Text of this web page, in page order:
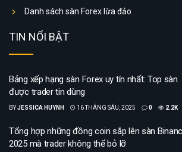
Danh sách sàn Forex lừa đảo
TIN NỔI BẬT
Bảng xếp hạng sàn Forex uy tín nhất: Top sàn
được trader tin dùng
BYJESSICA HUYNH 16 THÁNG SÁU, 2025 0 2.2K
Tổng hợp những đồng coin sắp lên sàn
2025 mà trader không thể bỏ lỡ